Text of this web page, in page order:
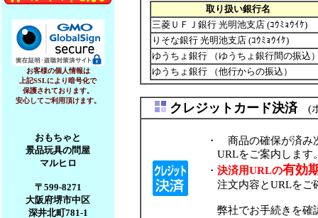
お客様の個人情報は
上記SSLにより暗号化で
保護されております。
安心してご利用頂けます。
おもちゃと
景品玩具の問屋
マルヒロ
〒599-8271
大阪府堺市中区
深井北町781-1
取り扱い銀行名
三菱ＵＦＪ銀行 光明池支店 (ｺｳﾐｮｳｲｹ)
りそな銀行 光明池支店 (ｺｳﾐｮｳｲｹ)
ゆうちょ銀行 （ゆうちょ銀行間の振込
ゆうちょ銀行 （他行からの振込）
クレジットカード決済(ホ
・ 商品の確保が済み
URLをご案内します
・ 決済用URLの有効
注文内容とURLをご
弊社でお手続きを確認